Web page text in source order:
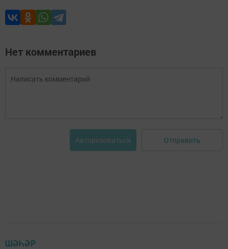
Нет комментариев
Авторизоваться Отправить
ШӘҺӘР